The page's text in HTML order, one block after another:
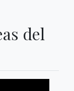
del